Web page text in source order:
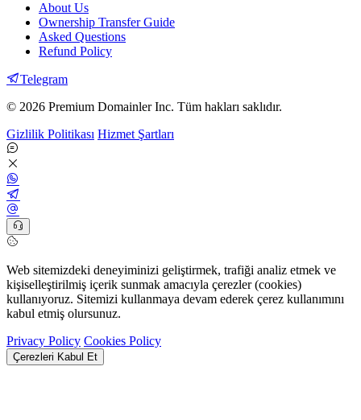
About Us
Ownership Transfer Guide
Asked Questions
Refund Policy
Telegram
© 2026 Premium Domainler Inc. Tüm hakları saklıdır.
Gizlilik Politikası Hizmet Şartları
Web sitemizdeki deneyiminizi geliştirmek, trafiği analiz etmek ve
kişiselleştirilmiş içerik sunmak amacıyla çerezler (cookies)
kullanıyoruz. Sitemizi kullanmaya devam ederek çerez kullanımını
kabul etmiş olursunuz.
Privacy Policy Cookies Policy
Çerezleri Kabul Et